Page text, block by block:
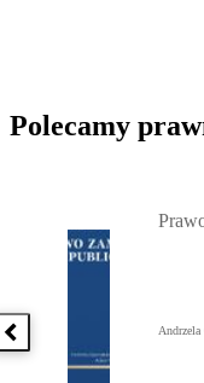
Polecamy
Poprzednia książka